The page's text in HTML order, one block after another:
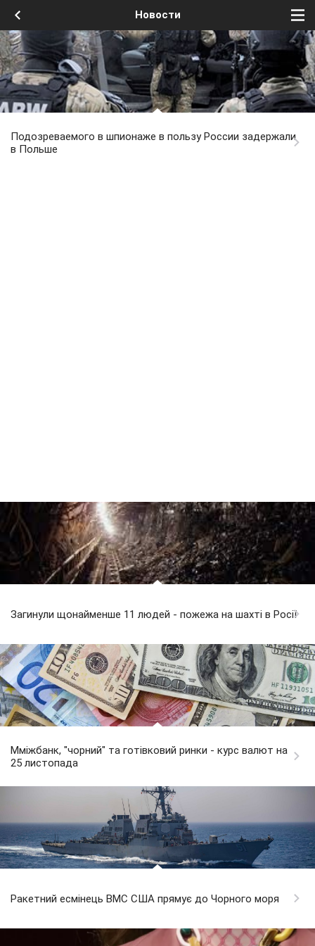
Новости
Подозреваемого в шпионаже в пользу России задержали
в Польше
Загинули щонайменше 11 людей - пожежа на шахті в Росії
Мміжбанк, "чорний" та готівковий ринки - курс валют на
25 листопада
Ракетний есмінець ВМС США прямує до Чорного моря